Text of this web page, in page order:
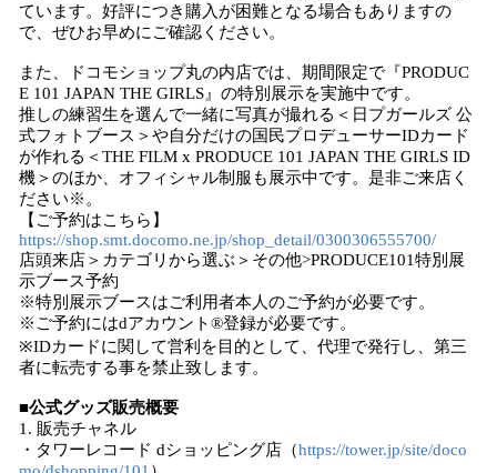
ています。好評につき購入が困難となる場合もありますの
で、ぜひお早めにご確認ください。
また、ドコモショップ丸の内店では、期間限定で『PRODUC
E 101 JAPAN THE GIRLS』の特別展示を実施中です。
推しの練習生を選んで一緒に写真が撮れる＜日プガールズ 公
式フォトブース＞や自分だけの国民プロデューサーIDカード
が作れる＜THE FILM x PRODUCE 101 JAPAN THE GIRLS ID
機＞のほか、オフィシャル制服も展示中です。是非ご来店く
ださい※。
【ご予約はこちら】
https://shop.smt.docomo.ne.jp/shop_detail/0300306555700/
店頭来店＞カテゴリから選ぶ＞その他>PRODUCE101特別展
示ブース予約
※特別展示ブースはご利用者本人のご予約が必要です。
※ご予約にはdアカウント®登録が必要です。
※IDカードに関して営利を目的として、代理で発行し、第三
者に転売する事を禁止致します。
■公式グッズ販売概要
1. 販売チャネル
・タワーレコード dショッピング店（https://tower.jp/site/doco